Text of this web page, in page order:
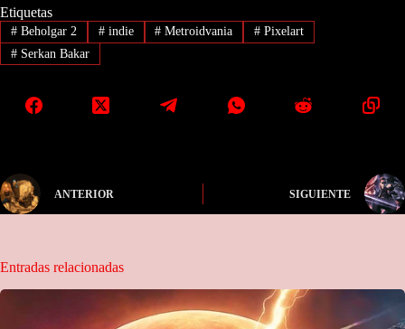
Etiquetas
#Beholgar 2 #indie # Metroidvania # Pixelart
#Serkan Bakar
ANTERIOR SIGUIENTE
Entradas relacionadas